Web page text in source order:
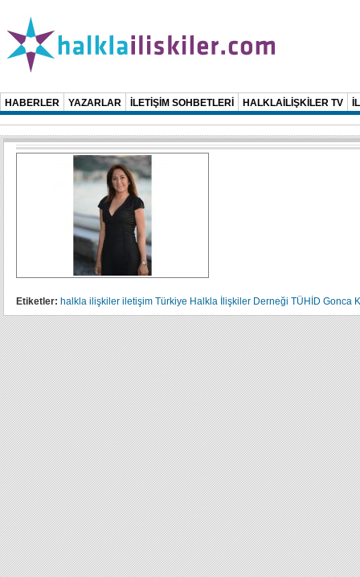
HABERLER YAZARLAR İLETİŞİM SOHBETLERİ HALKLAİLİŞKİLER TV
Etiketler: halkla ilişkiler iletişim Türkiye Halkla İlişkiler Derneği TÜHİD Gonca